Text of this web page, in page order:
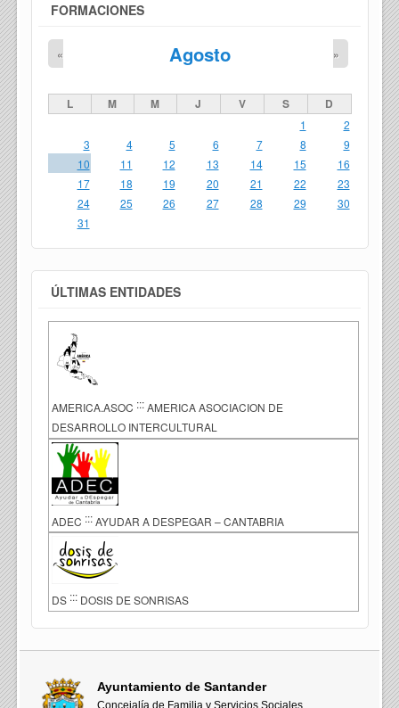
FORMACIONES
Agosto
« »
L M M J V S D
1
2
3
4 5 6 7 8
9
10
11 12 13 14 15
16
17
18 19 20 21 22
23
24
25 26 27 28 29
30
31
ÚLTIMAS ENTIDADES
AMERICA.ASOC ::: AMERICA ASOCIACION DE
DESARROLLO INTERCULTURAL
ADEC ::: AYUDAR A DESPEGAR – CANTABRIA
DS ::: DOSIS DE SONRISAS
Ayuntamiento de Santander
Concejalía de Familia y Servicios Sociales